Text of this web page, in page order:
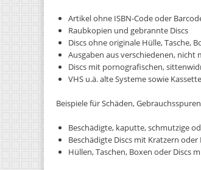
Artikel ohne ISBN-Code oder
Raubkopien und gebrannte Discs
Discs ohne originale Hülle, Tasche,
Ausgaben aus verschiedenen, nicht
Discs mit pornografischen,
VHS u.ä. alte Systeme sowie
Beispiele für Schäden,
Beschädigte, kaputte, schmutzige
Beschädigte Discs mit Kratzern
Hüllen, Taschen, Boxen oder Discs